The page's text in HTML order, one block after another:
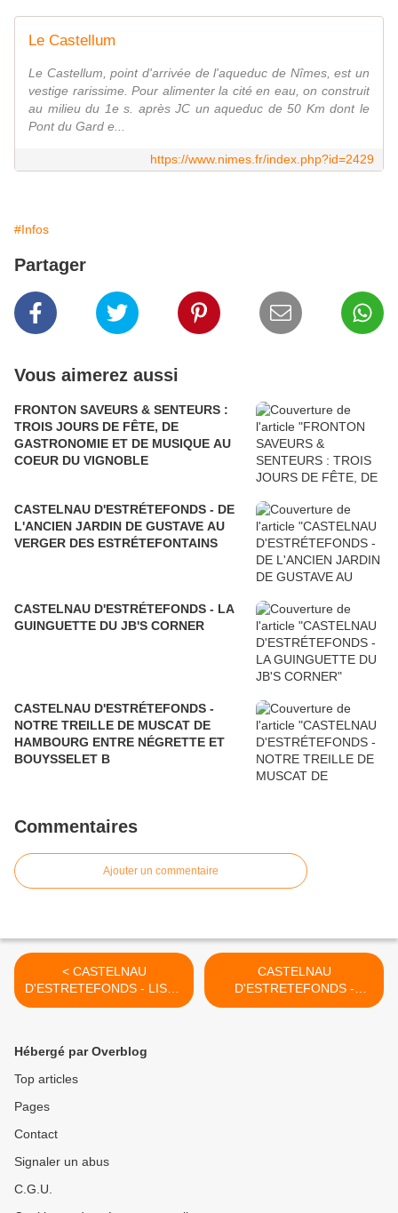
Le Castellum
Le Castellum, point d'arrivée de l'aqueduc de Nîmes, est un
vestige rarissime. Pour alimenter la cité en eau, on construit
au milieu du 1e s. après JC un aqueduc de 50 Km dont le
Pont du Gard e...
https://www.nimes.fr/index.php?id=2429
#Infos
Partager
Vous aimerez aussi
FRONTON SAVEURS & SENTEURS :
TROIS JOURS DE FÊTE, DE
GASTRONOMIE ET DE MUSIQUE AU
COEUR DU VIGNOBLE
CASTELNAU D'ESTRÉTEFONDS - DE
L'ANCIEN JARDIN DE GUSTAVE AU
VERGER DES ESTRÉTEFONTAINS
CASTELNAU D'ESTRÉTEFONDS - LA
GUINGUETTE DU JB'S CORNER
CASTELNAU D'ESTRÉTEFONDS -
NOTRE TREILLE DE MUSCAT DE
HAMBOURG ENTRE NÉGRETTE ET
BOUYSSELET B
Commentaires
Ajouter un commentaire
< CASTELNAU
D'ESTRETEFONDS - LISTE
NON EXHAUSTIVE DES
EMPORTER
CASTELNAU
D'ESTRETEFONDS -
NOTRE BOUCHER DAVID
Hébergé par Overblog
Top articles
Pages
Contact
Signaler un abus
C.G.U.